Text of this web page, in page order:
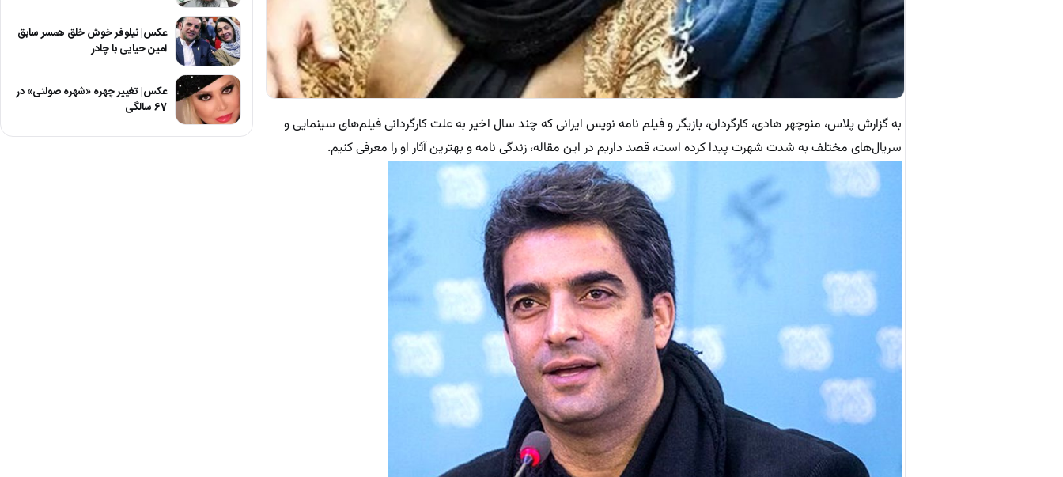
به گزارش پلاس، منوچهر هادی، کارگردان، بازیگر و فیلم نامه نویس ایرانی که چند سال اخیر به علت کارگردانی فیلم‌های سینمایی و
سریال‌های مختلف به شدت شهرت پیدا کرده است، قصد داریم در این مقاله، زندگی نامه و بهترین آثار او را معرفی کنیم.
عکس| نیلوفر خوش خلق همسر سابق
امین حیایی با چادر
عکس| تغییر چهره «شهره صولتی» در
67 سالگی